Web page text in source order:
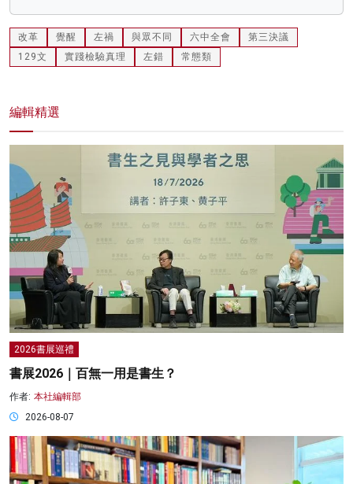
改革 覺醒 左禍 與眾不同 六中全會
第三決議
129文
實踐檢驗真理 左錯 常態類
編輯精選
2026書展巡禮
書展2026｜百無一用是書生？
作者: 本社編輯部
2026-08-07